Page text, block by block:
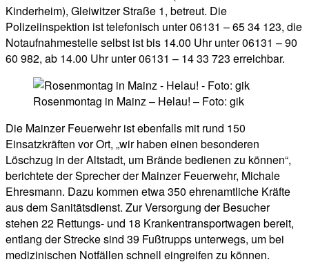
Kinderheim), Gleiwitzer Straße 1, betreut. Die
Polizeiinspektion ist telefonisch unter 06131 – 65 34 123, die
Notaufnahmestelle selbst ist bis 14.00 Uhr unter 06131 – 90
60 982, ab 14.00 Uhr unter 06131 – 14 33 723 erreichbar.
Rosenmontag in Mainz – Helau! – Foto: gik
Die Mainzer Feuerwehr ist ebenfalls mit rund 150
Einsatzkräften vor Ort, „wir haben einen besonderen
Löschzug in der Altstadt, um Brände bedienen zu können“,
berichtete der Sprecher der Mainzer Feuerwehr, Michale
Ehresmann. Dazu kommen etwa 350 ehrenamtliche Kräfte
aus dem Sanitätsdienst. Zur Versorgung der Besucher
stehen 22 Rettungs- und 18 Krankentransportwagen bereit,
entlang der Strecke sind 39 Fußtrupps unterwegs, um bei
medizinischen Notfällen schnell eingreifen zu können.